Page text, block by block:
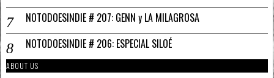
NOTODOESINDIE # 207: GENN y LA MILAGROSA
NOTODOESINDIE # 206: ESPECIAL SILOÉ
ABOUT US